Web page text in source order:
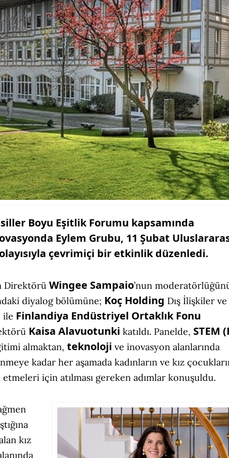
Boyu Eşitlik Forumu kapsamında
Eylem Grubu, 11 Şubat
çevrimiçi bir etkinlik düzenledi.
Direktörü Wingee Sampaio’nun
diyalog bölümüne; Koç Holding Dış İlişkiler ve
ile Finlandiya Endüstriyel Ortaklık Fonu
Kaisa Alavuotunki katıldı. Panelde, STEM
almaktan, teknoloji ve inovasyon alanlarında
kadar her aşamada kadınların ve kız
etmeleri için atılması gereken adımlar konuşuldu.
kız